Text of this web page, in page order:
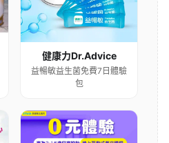
健康力Dr.Advice
益暢敏益生菌免費7日體驗
包